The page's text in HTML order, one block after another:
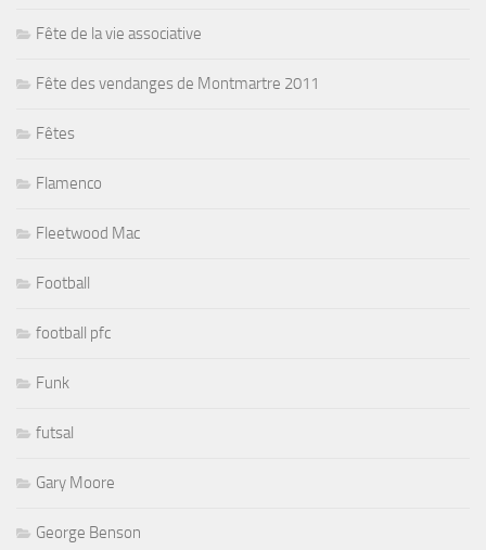
Fête de la vie associative
Fête des vendanges de Montmartre 2011
Fêtes
Flamenco
Fleetwood Mac
Football
football pfc
Funk
futsal
Gary Moore
George Benson